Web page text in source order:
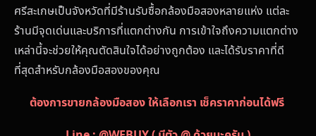
ศรีสะเกษเป็นจังหวัดที่มีร้านรับซื้อกล้องมือสองหลายแห่ง แต่ละ
ร้านมีจุดเด่นและบริการที่แตกต่างกัน การเข้าใจถึงความแตกต่าง
เหล่านี้จะช่วยให้คุณตัดสินใจได้อย่างถูกต้อง และได้รับราคาที่ดี
ที่สุดสำหรับกล้องมือสองของคุณ
ต้องการขายกล้องมือสอง ให้เลือกเรา เช็คราคาก่อนได้ฟรี